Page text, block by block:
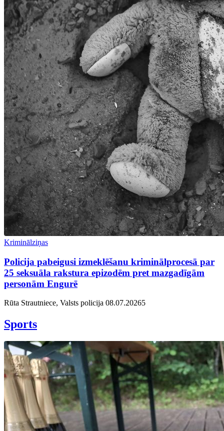
Kriminālziņas
Policija pabeigusi izmeklēšanu kriminālprocesā par
25 seksuāla rakstura epizodēm pret mazgadīgām
personām Engurē
Rūta Strautniece, Valsts policija 08.07.20265
Sports